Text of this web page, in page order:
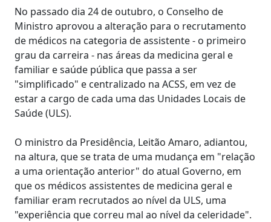
No passado dia 24 de outubro, o Conselho de
Ministro aprovou a alteração para o recrutamento
de médicos na categoria de assistente - o primeiro
grau da carreira - nas áreas da medicina geral e
familiar e saúde pública que passa a ser
"simplificado" e centralizado na ACSS, em vez de
estar a cargo de cada uma das Unidades Locais de
Saúde (ULS).
O ministro da Presidência, Leitão Amaro, adiantou,
na altura, que se trata de uma mudança em "relação
a uma orientação anterior" do atual Governo, em
que os médicos assistentes de medicina geral e
familiar eram recrutados ao nível da ULS, uma
"experiência que correu mal ao nível da celeridade".